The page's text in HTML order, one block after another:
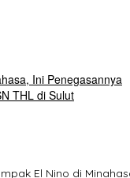
Ini Penegasannya
THL di Sulut
El Nino di